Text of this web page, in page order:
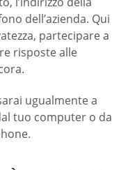
dell’azienda. Qui
partecipare a
risposte alle
ugualmente a
tuo computer o da